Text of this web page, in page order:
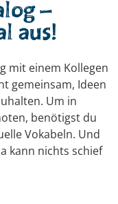
–
aus!
mit einem Kollegen
gemeinsam, Ideen
Um in
benötigst du
Vokabeln. Und
kann nichts schief